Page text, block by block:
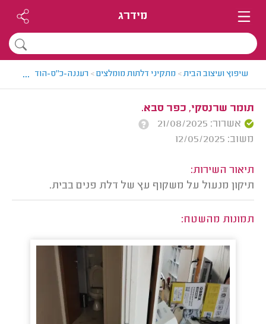
מידרג
שיפוץ ועיצוב הבית> מתקיני דלתות מומלצים> רעננה-כ"ס-הוד השרון >
...
תומר שרנסקי, כפר סבא.
אשרור: 21/08/2025
משוב: 12/05/2025
תיאור השירות:
תיקון מנעול על משקוף עץ של דלת פנים בבית.
תמונות מהשטח: